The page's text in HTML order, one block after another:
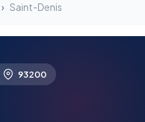
› Saint-Denis
93200